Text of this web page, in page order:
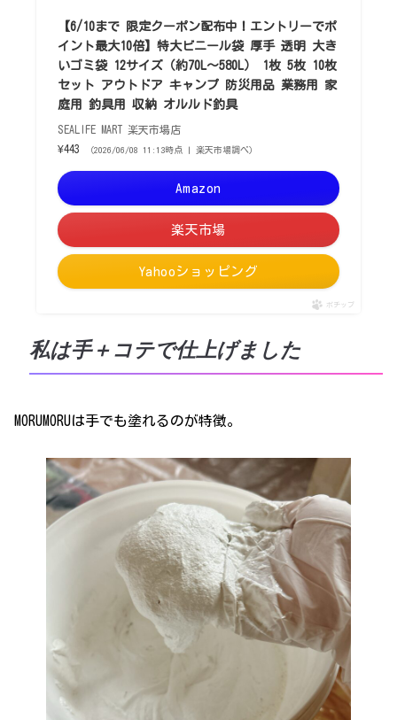
【6/10まで 限定クーポン配布中！エントリーでポ
イント最大10倍】特大ビニール袋 厚手 透明 大き
いゴミ袋 12サイズ（約70L〜580L） 1枚 5枚 10枚
セット アウトドア キャンプ 防災用品 業務用 家
庭用 釣具用 収納 オルルド釣具
SEALIFE MART 楽天市場店
¥443
（2026/06/08 11:13時点 | 楽天市場調べ）
Amazon
楽天市場
Yahooショッピング
ポチップ
私は手＋コテで仕上げました
MORUMORUは手でも塗れるのが特徴。